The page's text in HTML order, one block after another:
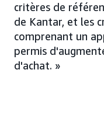
critères de
de Kantar, et les
comprenant un
permis
d'achat. »